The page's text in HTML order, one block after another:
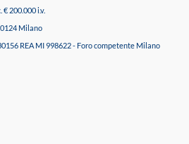
200.000 i.v.
Milano
REA MI 998622 - Foro competente Milano